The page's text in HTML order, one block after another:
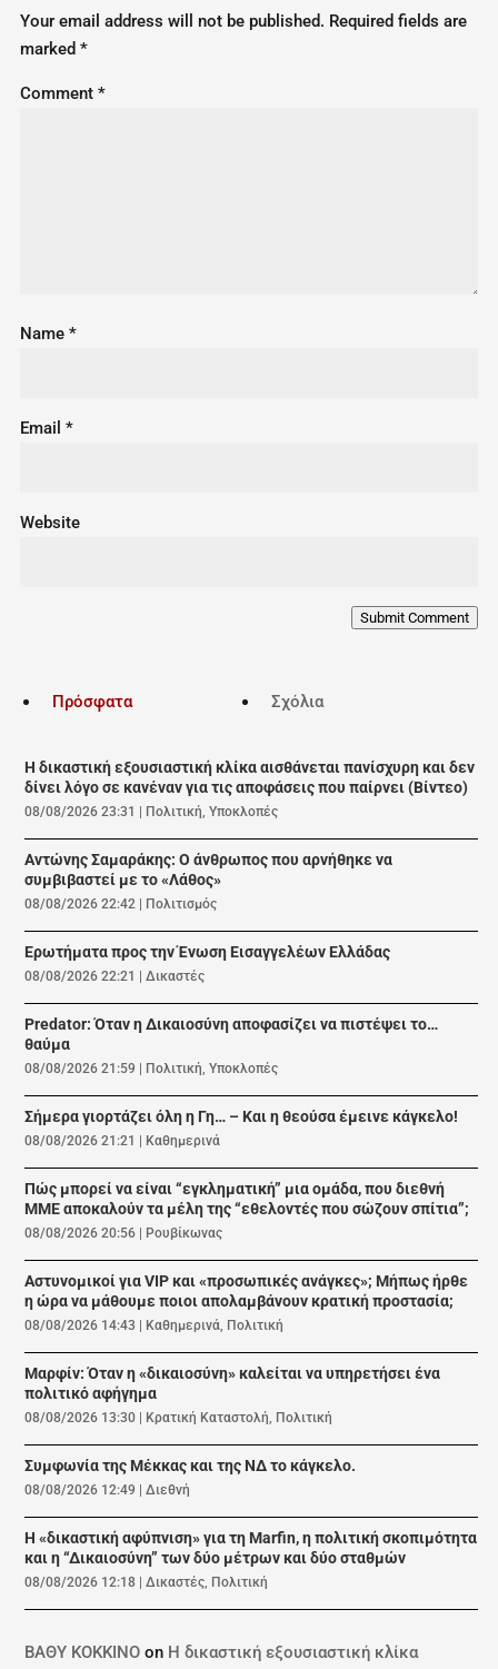
Your email address will not be published. Required fields are
marked *
Comment *
Name *
Email *
Website
Submit Comment
Πρόσφατα Σχόλια
Η δικαστική εξουσιαστική κλίκα αισθάνεται πανίσχυρη και δεν
δίνει λόγο σε κανέναν για τις αποφάσεις που παίρνει (Βίντεο)
08/08/2026 23:31 Πολιτική,Υποκλοπές
Αντώνης Σαμαράκης: Ο άνθρωπος που αρνήθηκε να
συμβιβαστεί με το «Λάθος»
08/08/2026 22:42 Πολιτισμός
Ερωτήματα προς την Ένωση Εισαγγελέων Ελλάδας
08/08/2026 22:21 |Δικαστές
Predator: Όταν η Δικαιοσύνη αποφασίζει να πιστέψει το…
θαύμα
08/08/2026 21:59 Πολιτική,Υποκλοπές
Σήμερα γιορτάζει όλη η Γη… – Και η θεούσα έμεινε κάγκελο!
08/08/2026 21:21 Καθημερινά
Πώς μπορεί να είναι “εγκληματική” μια ομάδα, που διεθνή
ΜΜΕ αποκαλούν τα μέλη της “εθελοντές που σώζουν σπίτια”;
08/08/2026 20:56 Ρουβίκωνας
Αστυνομικοί για VIP και «προσωπικές ανάγκες»; Μήπως ήρθε
η ώρα να μάθουμε ποιοι απολαμβάνουν κρατική προστασία;
08/08/2026 14:43 Καθημερινά, Πολιτική
Μαρφίν: Όταν η «δικαιοσύνη» καλείται να υπηρετήσει ένα
πολιτικό αφήγημα
08/08/2026 13:30 Κρατική Καταστολή, Πολιτική
Συμφωνία της Μέκκας και της ΝΔ το κάγκελο.
08/08/2026 12:49 |Διεθνή
Η «δικαστική αφύπνιση» για τη Marfin, η πολιτική σκοπιμότητα
και η “Δικαιοσύνη” των δύο μέτρων και δύο σταθμών
08/08/2026 12:18 |Δικαστές, Πολιτική
ΒΑΘΥ ΚΟΚΚΙΝΟ on Η δικαστική εξουσιαστική κλίκα